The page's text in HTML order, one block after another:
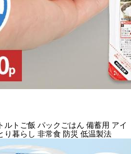
ルトご飯 パックごはん 備蓄用 アイ
り暮らし 非常食 防災 低温製法